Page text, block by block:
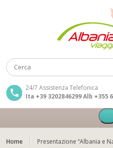
24/7 Assistenza Telefonica
Ita +39 3202846299 Alb +355
Home Presentazione “Albania e